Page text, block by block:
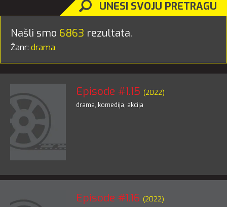
UNESI SVOJU PRETRAGU
Našli smo 6863 rezultata.
Žanr: drama
Episode #1.15 (2022)
drama, komedija, akcija
Episode #1.16 (2022)